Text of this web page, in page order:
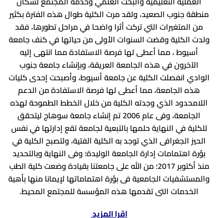
مجلس الكلية
مخرجات معايير الاعتماد المؤسسي
معايير وأخلاقيات الكلية
كلمة الترحيب
شئون الدراسات العليا
شئون خدمة المجتمع وتنمية البيئة
مواقع أعضاء هيئة التدريس بجامعة سوهاج
منح و بعثات
بوابة الخدمات الجامعية
حقوق و واجبات أعضاء هيئة التدريس
قواعد الترقية لأعضاء هيئة التدريس
صندوق علاج أعضاء هيئة التدريس
خدمات طلابية
برنامج (5+2)
محاضرات الكترونية
اللائحة
نتائج المرحلة الجامعية الاولى
مكتبة الكلية
استبيانات الطلاب
الطلاب الوافدين
المدينة الجامعية
المقررات الدراسية
البرامج الأكاديمية واللوائح الدراسية
طلاب الدراسات العليا
وكيل الكلية لشئون الدراسات العليا والبحوث
لائحة الدراسات العليا وقواعد التسجيل
خدمات طلاب الدراسات العليا
وحدات الكلية
ضمان الجودة
تطوير التعليم الطبي
القياس والتقويم
دعم البحث العلمى
الطلاب الوافدين
المنح الدراسية
تنمية الموارد الذاتية
خدمة المجتمع
خدمات إلكترونية
منصة ثينكي
موقع زاد
تطبيقات الجامعة
الخدمات الإلكترونية
أنظمة الجامعة الإلكترونية
مركز الابحاث المركزي
الادارات
الجامعات المصرية
كلية الطب جامعة عين شمس
كلية الطب جامعة الإسكندرية
كلية الطب جامعة أسيوط
كلية الطب جامعة بنى سويف
كلية الطب جامعة القاهرة
الإتصال بالكلية
خريطة الوصول
English
منطقة جنوب الصعيد، ولقد مرت الكلية طوال هذه الفترة بكثير
من المتغيرات التي تركت أثرا واضحا في مراحل تطورها، فقد
ولدت الكلية وقضت السنوات الأولى من حياتها في كنف جامعة
أسيوط ، مما أعطى لها فرصة الاستفادة مما انتهى إليه
الآخرون في هذه الجامعة العريقة، وبإنشاء جامعة جنوب
الوادي انفصلت الكلية عن جامعة أسيوط، وأصبحت إحدى كليات
هذه الجامعة، مما أعطى لها فرصة الاستفادة من الدعم
اللامحدود الذي وجدته الكلية من خلال الخطط الطموحة لهذه
الجامعة، وفى عام 2006 تم إنشاء جامعة سوهاج ليتحقق
للكلية في النهاية حلمها بالتبعية لجامعة تقع إدارتها في نفس
الحيز الجغرافى الذي توجد به الكلية الفتية، ولتصبح الكلية في
بؤرة اهتمامات إدارة الجامعة الوليدة؛ وفى النهاية وبالتحديد
منذ أكتوبر 2017؛ من الله على جامعتنا بقيادة وضعت كلية الطب
والمستشفيات الجامعية فى بؤرة اهتماماتها لإيمانا منها بأهية
الخدمات التى تقدمها هذه المؤسسة للمجتمع المحيط.
اقرا المزيد